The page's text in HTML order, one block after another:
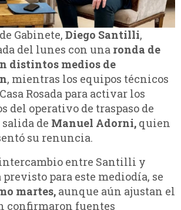
Gabinete, Diego Santilli,
del lunes con una ronda de
distintos medios de
, mientras los equipos técnicos
Rosada para activar los
del operativo de traspaso de
de Manuel Adorni, quien
su renuncia.
intercambio entre Santilli y
para este mediodía, se
martes,aunque aún ajustan el
confirmaron fuentes